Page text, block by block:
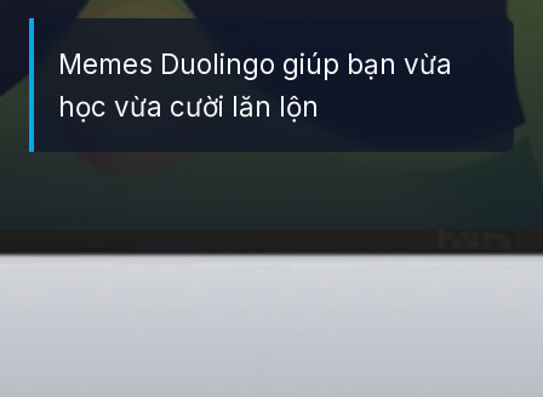
Memes Duolingo giúp bạn vừa
học vừa cười lăn lộn
Đang mở https://giaydabonghana.com/duolingo-meme